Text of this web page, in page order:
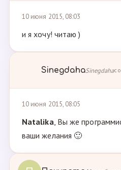
10 июня 2015, 08:03
и я хочу! читаю )
SinegdahaSinegdaha
10 июня 2015, 08:05
Natalika, Вы же
ваши желания 🙂